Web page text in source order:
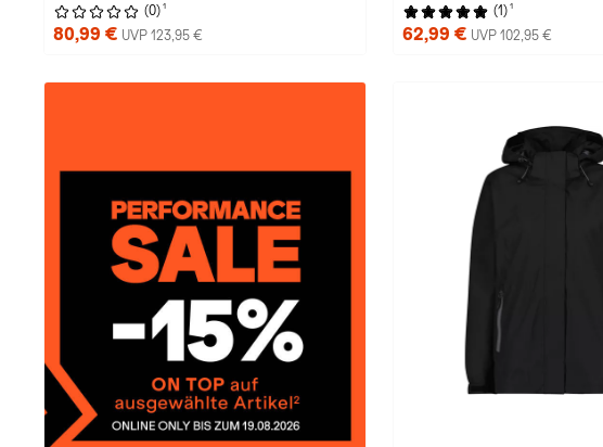
(0) 1
80,99 € UVP 123,95 €
(1) 1
62,99 € UVP 102,95 €